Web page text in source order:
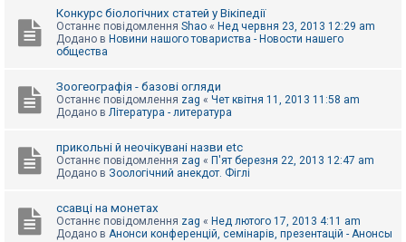
ш
к
м
г
Конкурс біологічних статей у Вікіпедії
Останнє повідомлення Shao « Нед червня 23, 2013 12:29 am
Додано в Новини нашого товариства - Новости нашего
общества
Зоогеографія - базові огляди
Останнє повідомлення zag « Чет квітня 11, 2013 11:58 am
Додано в Література - литература
прикольні й неочікувані назви etc
Останнє повідомлення zag « П'ят березня 22, 2013 12:47 am
Додано в Зоологічний анекдот. Фіглі
ссавці на монетах
Останнє повідомлення zag « Нед лютого 17, 2013 4:11 am
Додано в Анонси конференцій, семінарів, презентацій - Анонсы